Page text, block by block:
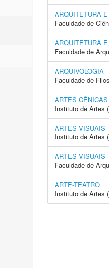
ARQUITETURA
Faculdade de
ARQUITETURA
Faculdade de
ARQUIVOLOGIA
Faculdade de
ARTES CÊNICAS
Instituto de Artes
ARTES VISUAIS
Instituto de Artes
ARTES VISUAIS
Faculdade de
ARTE-TEATRO
Instituto de Artes